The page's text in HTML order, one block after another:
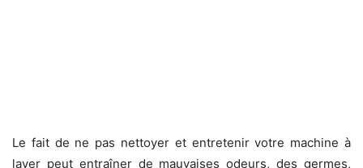
Le fait de ne pas nettoyer et entretenir votre machine à
laver peut entraîner de mauvaises odeurs, des germes,